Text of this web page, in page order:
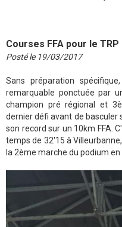
Courses FFA pour le TRP
Posté le 19/03/2017
Sans préparation
remarquable ponctuée par
champion pré régional et
dernier défi avant de basculer
son record sur un 10km FFA.
temps de 32'15 à
la 2ème marche du podium en